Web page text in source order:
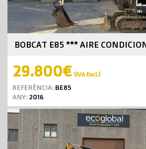
BOBCAT E85 *** AIRE
29.800€ (IVA Excl.)
REFERÈNCIA: BE85
ANY: 2016